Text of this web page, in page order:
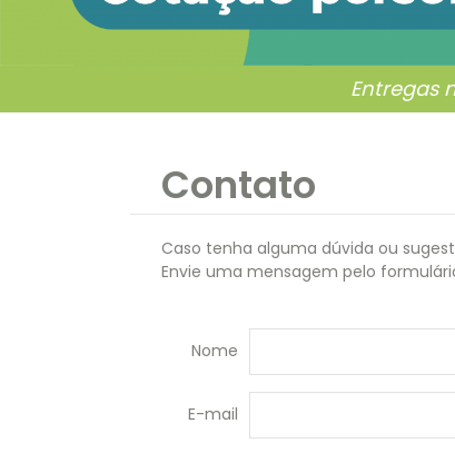
Entregas
Contato
Caso tenha alguma dúvida ou
Envie uma mensagem pelo
Nome
E-mail